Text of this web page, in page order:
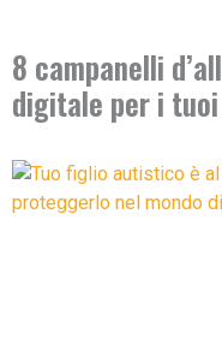
8 campanelli
digitale per i